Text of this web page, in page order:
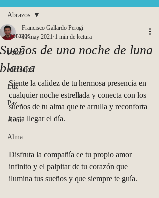
Abrazos
Fotos
Mensajes
Luz
Paz
Amor
Alma
Abrazos
Sueños de una noche de luna
blanca
Francisco Gallardo Perogi
11 may 2021 1 min de lectura
Siente la calidez de tu hermosa presencia en
cualquier noche estrellada y conecta con los
sueños de tu alma que te arrulla y reconforta
hasta llegar el día.
Disfruta la compañía de tu propio amor
infinito y el palpitar de tu corazón que
ilumina tus sueños y que siempre te guía.